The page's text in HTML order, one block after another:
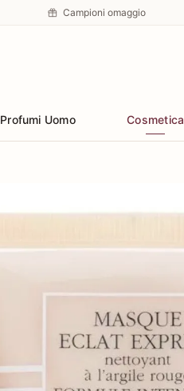
Campioni omaggio
Profumi Uomo Cosmetica